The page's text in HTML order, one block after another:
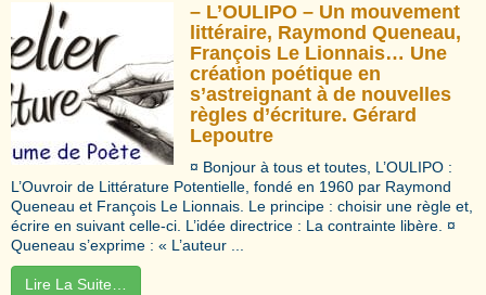
– L’OULIPO – Un mouvement
littéraire, Raymond Queneau,
François Le Lionnais… Une
création poétique en
s’astreignant à de nouvelles
règles d’écriture. Gérard
Lepoutre
¤ Bonjour à tous et toutes, L’OULIPO :
L’Ouvroir de Littérature Potentielle, fondé en 1960 par Raymond
Queneau et François Le Lionnais. Le principe : choisir une règle et,
écrire en suivant celle-ci. L’idée directrice : La contrainte libère. ¤
Queneau s’exprime : « L’auteur ...
Lire La Suite…